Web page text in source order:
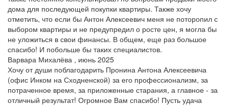
дома для последующей покупки квартиры. Также хочу
отметить, что если бы Антон Алексеевич меня не поторопил с
выбором квартиры и не предупредил о росте цен, я могла бы
не уложиться в свои финансы. В общем, еще раз большое
спасибо! И побольше бы таких специалистов.
Варвара Михалёва , июнь 2025
Хочу от души поблагодарить Пронина Антона Алексеевича
(офис Инком на Сходненской) за его профессионализм, за
потраченное время, за приложенные старания, а главное - за
отличный результат! Огромное Вам спасибо! Пусть удача